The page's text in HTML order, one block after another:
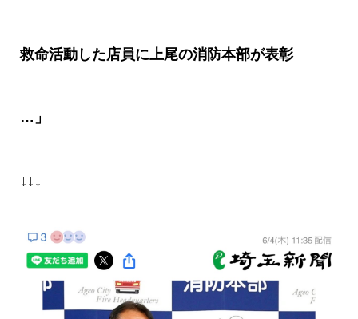
救命活動した店員に上尾の消防本部が表彰
…」
↓↓↓